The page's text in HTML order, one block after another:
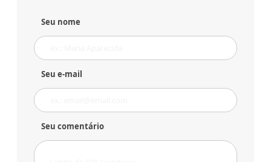
Seu nome
Seu e-mail
Seu comentário